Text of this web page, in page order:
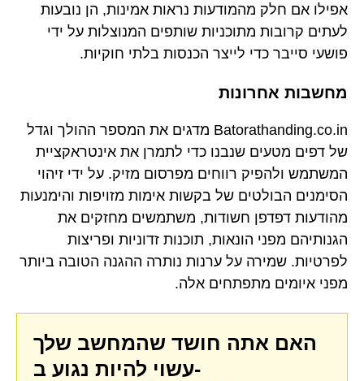
אפילו אם חלק מהמודעות נראות אמינות, הן נובעות
לעתים קרובות מתוכניות שותפים המנוצלות על ידי
פושעי סייבר כדי לייצר הכנסות בלתי חוקיות.
מחשבות אחרונות
Batorathanding.co.in מדגים את המספר ההולך וגדל
של דפים מטעים שנבנו כדי לתמרן את אינטראקציית
המשתמש ולהפיק רווחים מפרסום מזיק. על ידי זיהוי
הסימנים הבולטים של בקשות אימות מזויפות והימנעות
מהודעות דפדפן חשודות, משתמשים מחזקים את
הגנותיהם מפני הונאות, תוכנות זדוניות ופריצות
לפרטיות. שמירה על ערנות נותרה ההגנה הטובה ביותר
מפני איומים מתפתחים אלה.
האם אתה חושד שהמחשב שלך
עשוי להיות נגוע ב-